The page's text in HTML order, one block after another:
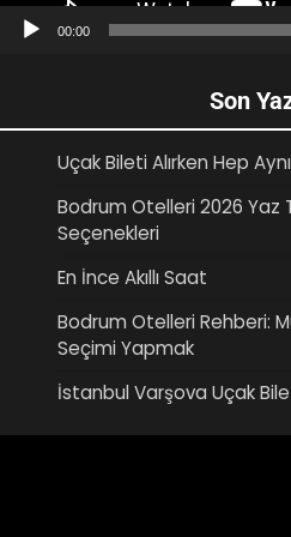
00:00
Son
Uçak Bileti Alırken Hep
Bodrum Otelleri 2026 Yaz
Seçenekleri
En İnce Akıllı Saat
Bodrum Otelleri Rehberi:
Seçimi Yapmak
İstanbul Varşova Uçak